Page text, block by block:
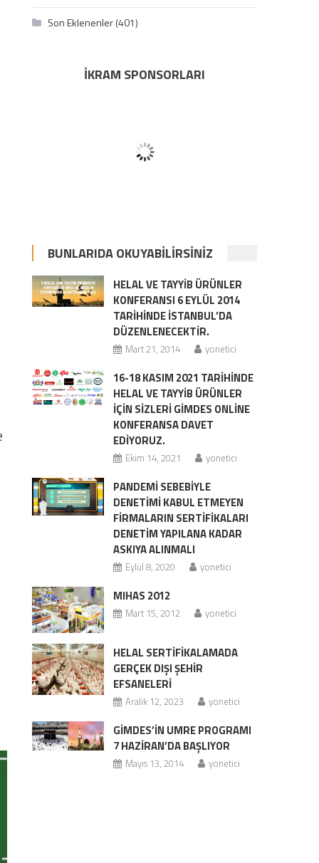
Son Eklenenler(401)
İKRAM SPONSORLARI
BUNLARIDA OKUYABILIRSINIZ
HELAL VE TAYYIB ÜRÜNLER
KONFERANSI 6 EYLÜL 2014
TARIHINDE İSTANBUL’DA
DÜZENLENECEKTIR.
Mart 21, 2014 yonetici
16-18 KASIM 2021 TARİHİNDE
HELAL VE TAYYİB ÜRÜNLER
İÇİN SİZLERİ GİMDES ONLİNE
KONFERANSA DAVET
EDİYORUZ.
Ekim 14, 2021 yonetici
PANDEMI SEBEBIYLE
DENETIMI KABUL ETMEYEN
FIRMALARIN SERTIFIKALARI
DENETIM YAPILANA KADAR
ASKIYA ALINMALI
Eylül 8, 2020 yonetici
MIHAS 2012
Mart 15, 2012 yonetici
HELAL SERTİFİKALAMADA
GERÇEK DIŞI ŞEHİR
EFSANELERİ
Aralık 12, 2023 yonetici
GİMDES’İN UMRE PROGRAMI
7 HAZİRAN’DA BAŞLIYOR
Mayıs 13, 2014 yonetici